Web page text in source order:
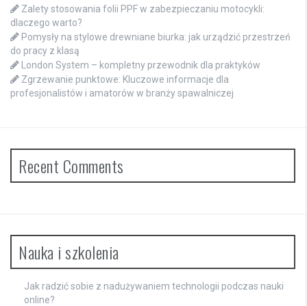
Zalety stosowania folii PPF w zabezpieczaniu motocykli:
dlaczego warto?
Pomysły na stylowe drewniane biurka: jak urządzić przestrzeń
do pracy z klasą
London System – kompletny przewodnik dla praktyków
Zgrzewanie punktowe: Kluczowe informacje dla
profesjonalistów i amatorów w branży spawalniczej
Recent Comments
Nauka i szkolenia
Jak radzić sobie z nadużywaniem technologii podczas nauki
online?